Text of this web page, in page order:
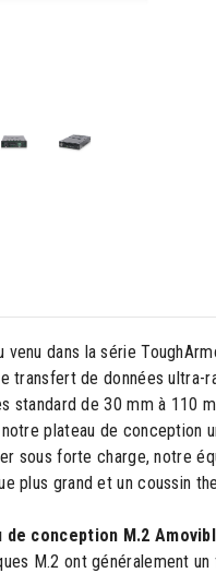
venu dans la série
transfert de données ultra-
standard de 30 mm à 110
plateau de conception
sous forte charge, notre
plus grand et un coussin
de conception M.2
M.2 ont généralement